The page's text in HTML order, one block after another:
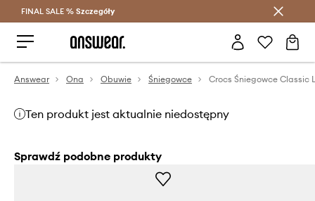
Oszczędzaj z Answear Club >
FINAL SALE % Szczegóły
Answear Ona Obuwie Śniegowce
Ten produkt jest aktualnie niedostępny
Sprawdź podobne produkty